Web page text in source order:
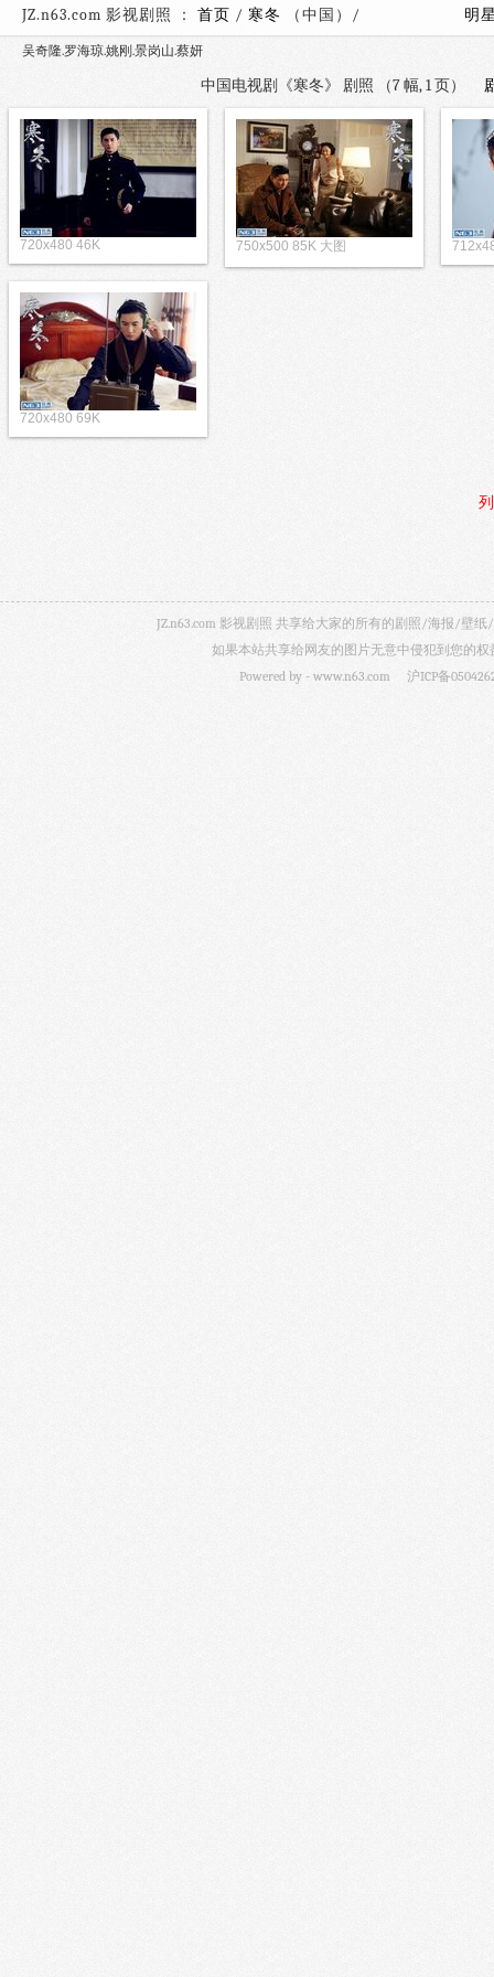
JZ.n63.com 影视剧照 ： 首页 / 寒冬 （中国）/ 明
吴奇隆.罗海琼.姚刚.景岗山.蔡妍
中国电视剧《寒冬》 剧照 （7 幅, 1 页）
720x480 46K 750x500 85K 大图
720x480 69K
JZ.n63.com 影视剧照 共享给大家的所有的剧照/海报/壁
如果本站共享给网友的图片无意中侵犯到您的
Powered by - www.n63.com 沪ICP备